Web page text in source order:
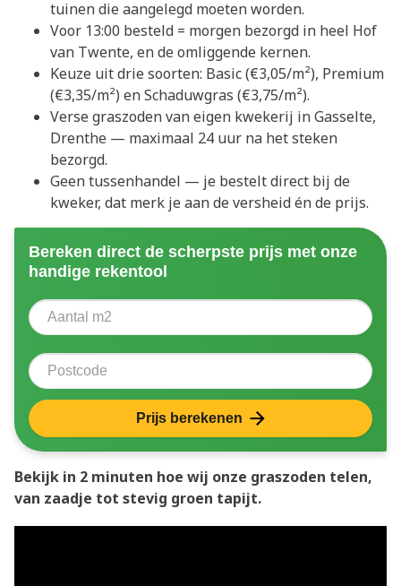
tuinen die aangelegd moeten worden.
Voor 13:00 besteld = morgen bezorgd in heel Hof
van Twente, en de omliggende kernen.
Keuze uit drie soorten: Basic (€3,05/m²), Premium
(€3,35/m²) en Schaduwgras (€3,75/m²).
Verse graszoden van eigen kwekerij in Gasselte,
Drenthe — maximaal 24 uur na het steken
bezorgd.
Geen tussenhandel — je bestelt direct bij de
kweker, dat merk je aan de versheid én de prijs.
Bereken direct de scherpste prijs met onze
handige rekentool
Aantal vierkante meter
Postcode
Prijs berekenen
Bekijk in 2 minuten hoe wij onze graszoden telen,
van zaadje tot stevig groen tapijt.